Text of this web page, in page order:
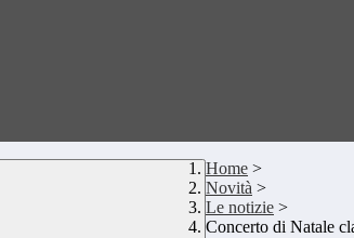
Home >
Novità >
Le notizie >
Concerto di Natale